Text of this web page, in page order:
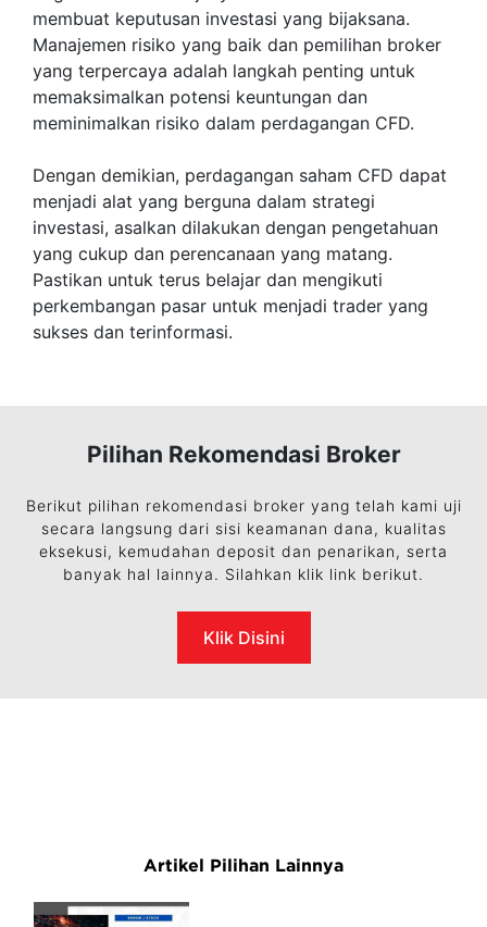
membuat keputusan investasi yang bijaksana.
Manajemen risiko yang baik dan pemilihan broker
yang terpercaya adalah langkah penting untuk
memaksimalkan potensi keuntungan dan
meminimalkan risiko dalam perdagangan CFD.
Dengan demikian, perdagangan saham CFD dapat
menjadi alat yang berguna dalam strategi
investasi, asalkan dilakukan dengan pengetahuan
yang cukup dan perencanaan yang matang.
Pastikan untuk terus belajar dan mengikuti
perkembangan pasar untuk menjadi trader yang
sukses dan terinformasi.
Pilihan Rekomendasi Broker
Berikut pilihan rekomendasi broker yang telah kami uji
secara langsung dari sisi keamanan dana, kualitas
eksekusi, kemudahan deposit dan penarikan, serta
banyak hal lainnya. Silahkan klik link berikut.
Klik Disini
Artikel Pilihan Lainnya